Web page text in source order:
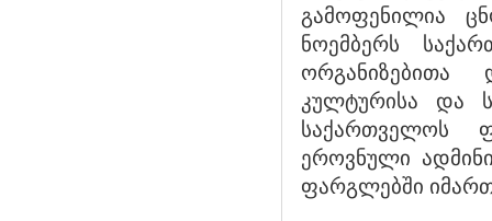
გამოფენილია
ნოემბერს
ორგანიზებითა
კულტურისა და
საქართველოს
ეროვნული
ფარგლებში